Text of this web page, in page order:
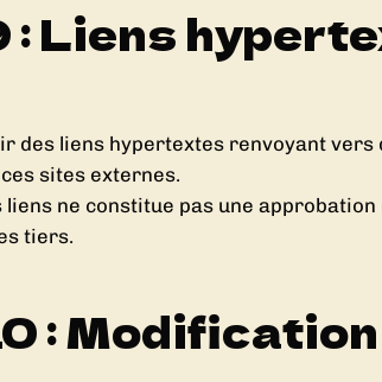
Liens
des liens hypertextes renvoyant
sites externes.
liens ne constitue pas une
tiers.
: Modification